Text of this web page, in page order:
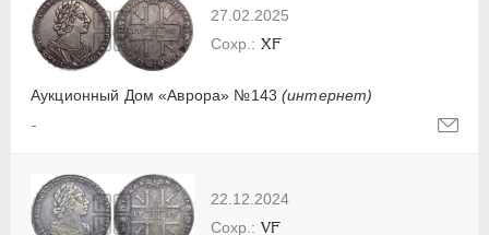
27.02.2025
Аукционный Дом «Аврора» №143(интернет)
XF
-
22.12.2024
VF